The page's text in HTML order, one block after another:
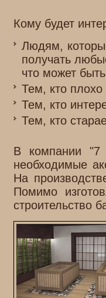
Кому будет
Людям,
получать
что может
Тем, кто плохо
Тем, кто
Тем, кто
В компании "7
необходимые
На
Помимо
строительство